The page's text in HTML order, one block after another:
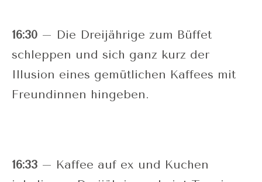
16:30 – Die Dreijährige zum Büffet
schleppen und sich ganz kurz der
Illusion eines gemütlichen Kaffees mit
Freundinnen hingeben.
16:33 – Kaffee auf ex und Kuchen